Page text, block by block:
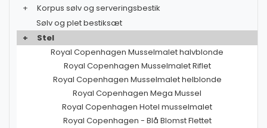
+
Korpus sølv og serveringsbestik
Sølv og plet bestiksæt
+
Stel
Royal Copenhagen Musselmalet halvblonde
Royal Copenhagen Musselmalet Riflet
Royal Copenhagen Musselmalet helblonde
Royal Copenhagen Mega Mussel
Royal Copenhagen Hotel musselmalet
Royal Copenhagen - Blå Blomst Flettet